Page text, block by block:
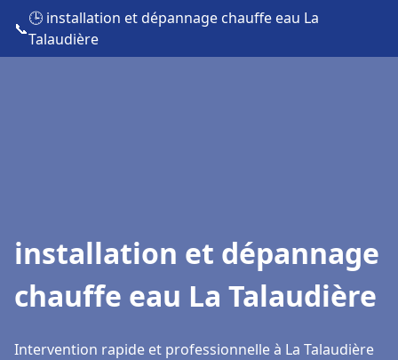
📞
🕒 installation et dépannage chauffe eau La
Talaudière
installation et dépannage
chauffe eau La Talaudière
Intervention rapide et professionnelle à La Talaudière